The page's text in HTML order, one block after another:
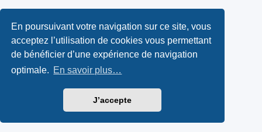
En poursuivant votre navigation sur ce site, vous
acceptez l’utilisation de cookies vous permettant
de bénéficier d’une expérience de navigation
optimale. En savoir plus…
J’accepte